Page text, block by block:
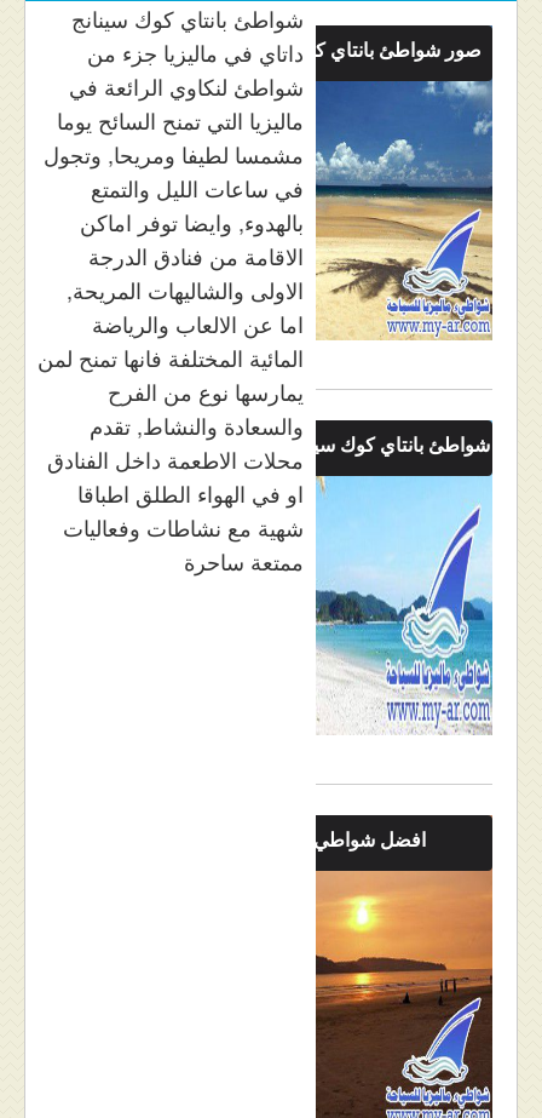
مواصلات ماليزيا
مدن ماليزيا
كيفية الحجز
من نحن
شواطئ بانتاي كوك سينانج
داتاي في ماليزيا جزء من
شواطئ لنكاوي الرائعة في
ماليزيا التي تمنح السائح يوما
مشمسا لطيفا ومريحا, وتجول
في ساعات الليل والتمتع
بالهدوء, وايضا توفر اماكن
الاقامة من فنادق الدرجة
الاولى والشاليهات المريحة,
اما عن الالعاب والرياضة
المائية المختلفة فانها تمنح لمن
يمارسها نوع من الفرح
والسعادة والنشاط, تقدم
محلات الاطعمة داخل الفنادق
او في الهواء الطلق اطباقا
شهية مع نشاطات وفعاليات
ممتعة ساحرة
صور شواطئ بانتاي كوك سينانج داتاي
شواطئ بانتاي كوك سينانج داتاي لنكاوي
افضل شواطيء لنكاوي